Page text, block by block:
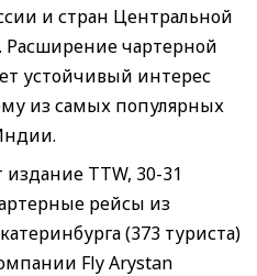
и стран Центральной
Расширение чартерной
устойчивый интерес
из самых популярных
TTW, 30-31
рейсы из
(373 туриста)
Fly Arystan